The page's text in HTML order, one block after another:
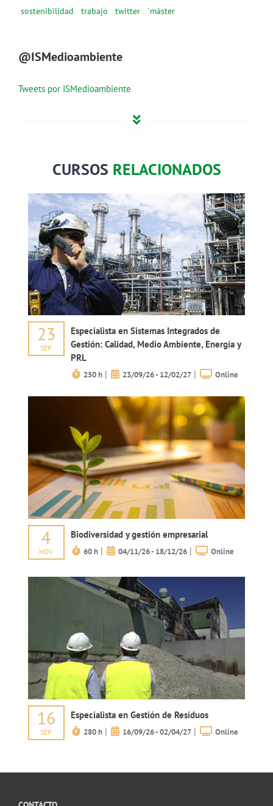
sostenibilidad
trabajo twitter ´máster
@ISMedioambiente
Tweets por ISMedioambiente
CURSOS RELACIONADOS
23
SEP
Especialista en Sistemas Integrados de
Gestión: Calidad, Medio Ambiente, Energía y
PRL
250 h| 23/09/26 - 12/02/27| Online
4
NOV
Biodiversidad y gestión empresarial
60 h| 04/11/26 - 18/12/26| Online
16
SEP
Especialista en Gestión de Residuos
280 h| 16/09/26 - 02/04/27| Online